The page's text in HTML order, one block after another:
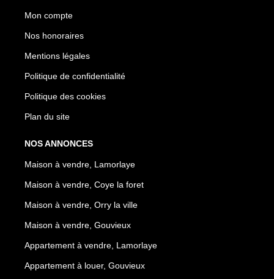
Mon compte
Nos honoraires
Mentions légales
Politique de confidentialité
Politique des cookies
Plan du site
NOS ANNONCES
Maison à vendre, Lamorlaye
Maison à vendre, Coye la foret
Maison à vendre, Orry la ville
Maison à vendre, Gouvieux
Appartement à vendre, Lamorlaye
Appartement à louer, Gouvieux